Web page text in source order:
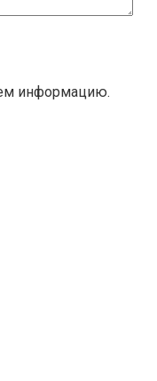
информацию.